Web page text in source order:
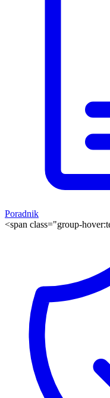
Poradnik
<span class="group-